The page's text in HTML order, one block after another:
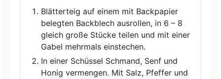
Blätterteig auf einem mit Backpapier
belegten Backblech ausrollen, in 6 – 8
gleich große Stücke teilen und mit einer
Gabel mehrmals einstechen.
In einer Schüssel Schmand, Senf und
Honig vermengen. Mit Salz, Pfeffer und